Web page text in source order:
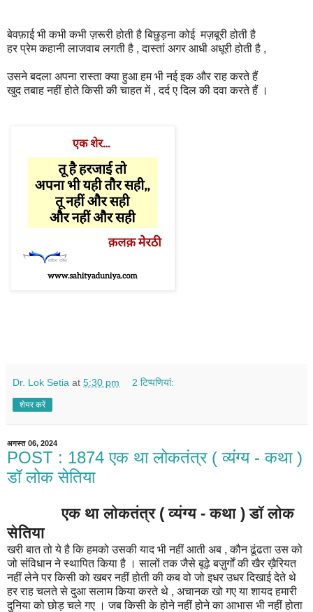
बेवफ़ाई भी कभी कभी ज़रूरी होती है बिछुड़ना कोई मज़बूरी होती है
हर प्रेम कहानी लाजवाब लगती है , दास्तां अगर आधी अधूरी होती है ,
उसने बदला अपना रास्ता क्या हुआ हम भी नई इक और राह करते हैं
खुद तबाह नहीं होते किसी की चाहत में , दर्द ए दिल की दवा करते हैं ।
Dr. Lok Setia at 5:30 pm 2 टिप्‍पणियां:
शेयर करें
अगस्त 06, 2024
POST : 1874 एक था लोकतंत्र ( व्यंग्य - कथा )
डॉ लोक सेतिया
एक था लोकतंत्र ( व्यंग्य - कथा ) डॉ लोक
सेतिया
खरी बात तो ये है कि हमको उसकी याद भी नहीं आती अब , कौन ढूंढता उस को
जो संविधान ने स्थापित किया है । सालों तक जैसे बूढ़े बज़ुर्गों की खैर ख़ैरियत
नहीं लेने पर किसी को खबर नहीं होती की कब वो जो इधर उधर दिखाई देते थे
हर राह चलते से दुआ सलाम किया करते थे , अचानक खो गए या शायद हमारी
दुनिया को छोड़ चले गए । जब किसी के होने नहीं होने का आभास भी नहीं होता